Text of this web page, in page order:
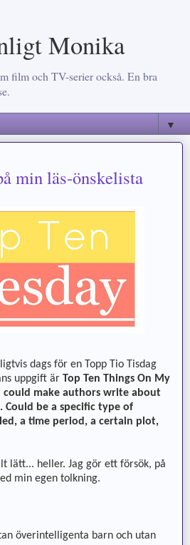
Monika
film och TV-serier också. En bra
▼
min läs-önskelista
dags för en Topp Tio Tisdag
uppgift är Top Ten Things On My
could make authors write about
be a specific type of
a time period, a certain plot,
lätt... heller. Jag gör ett försök, på
min egen tolkning.
överintelligenta barn och utan